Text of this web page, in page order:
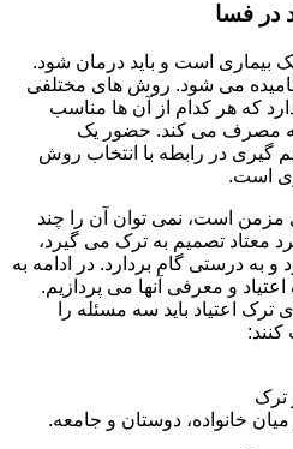
در فسا
یک بیماری است و باید درمان شود.
نامیده می شود. روش های مختلفی
که هر کدام از آن ها مناسب
مصرف می کند. حضور یک
در رابطه با انتخاب روش
است.
مزمن است، نمی توان آن را چند
معتاد تصمیم به ترک می گیرد،
درستی گام بردارد. در ادامه به
و معرفی آنها می پردازیم.
اعتیاد باید سه مسئله را
ترک
خانواده، دوستان و جامعه.